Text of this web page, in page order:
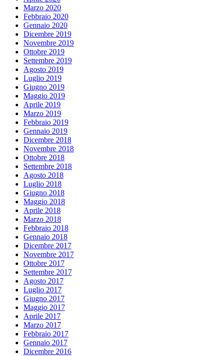
Marzo 2020
Febbraio 2020
Gennaio 2020
Dicembre 2019
Novembre 2019
Ottobre 2019
Settembre 2019
Agosto 2019
Luglio 2019
Giugno 2019
Maggio 2019
Aprile 2019
Marzo 2019
Febbraio 2019
Gennaio 2019
Dicembre 2018
Novembre 2018
Ottobre 2018
Settembre 2018
Agosto 2018
Luglio 2018
Giugno 2018
Maggio 2018
Aprile 2018
Marzo 2018
Febbraio 2018
Gennaio 2018
Dicembre 2017
Novembre 2017
Ottobre 2017
Settembre 2017
Agosto 2017
Luglio 2017
Giugno 2017
Maggio 2017
Aprile 2017
Marzo 2017
Febbraio 2017
Gennaio 2017
Dicembre 2016